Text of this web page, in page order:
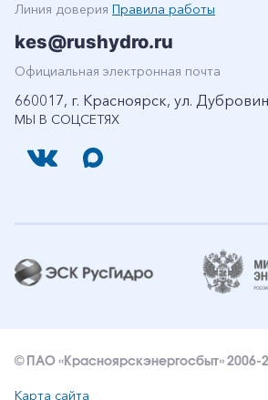
МЫ В СОЦСЕТЯХ
Линия доверия Правила работы
kes@rushydro.ru
Официальная электронная почта
660017, г. Красноярск, ул.
© ПАО «Красноярскэнергосбыт» 2006-
Карта сайта